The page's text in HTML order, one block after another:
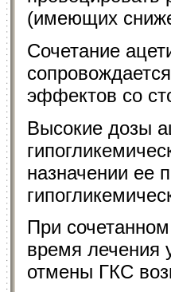
(имеющих
Сочетание
эффектов со
Высокие дозы
назначении ее
При
время лечения
отмены ГКС